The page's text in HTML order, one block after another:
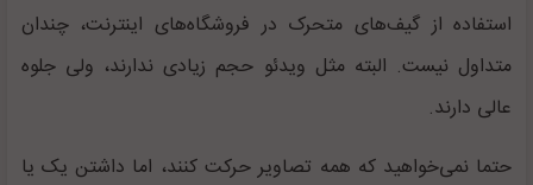
استفاده از گیف‌های متحرک در فروشگاه‌های اینترنت، چندان
متداول نیست. البته مثل ویدئو حجم زیادی ندارند، ولی جلوه
عالی دارند.
حتما نمی‌خواهید که همه تصاویر حرکت کنند، اما داشتن یک یا